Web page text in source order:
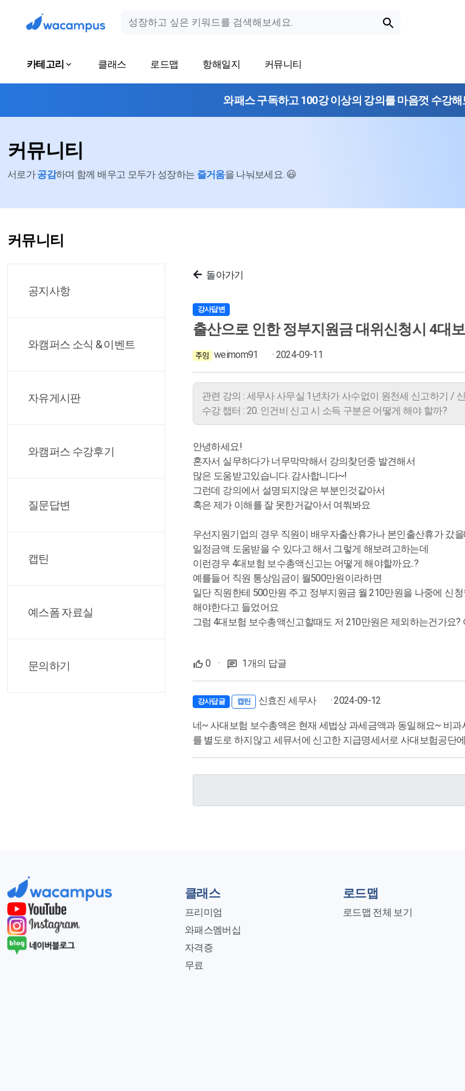
카테고리 클래스 로드맵 항해일지 커뮤니티
와패스 구독하고 100강 이상의 강의를 마음껏 수강
커뮤니티
서로가공감하며 함께 배우고 모두가 성장하는 즐거움을 나눠보세요. 😃
커뮤니티
공지사항
와캠퍼스 소식 & 이벤트
자유게시판
와캠퍼스 수강후기
질문답변
캡틴
예스폼 자료실
문의하기
돌아가기
강사답변
출산으로 인한 정부지원금 대위신청시 4대
weimom91 · 2024-09-11
관련 강의 : 세무사 사무실 1년차가 사수없이 원천세 신고하기 /
수강 챕터 : 20. 인건비 신고 시 소득 구분은 어떻게 해야 할까?
안녕하세요!
혼자서 실무하다가 너무막막해서 강의찾던중 발견해서
많은 도움받고있습니다. 감사합니다~!
그런데 강의에서 설명되지않은 부분인것같아서
혹은 제가 이해를 잘 못한거같아서 여쭤봐요
우선지원기업의 경우 직원이 배우자출산휴가나 본인출산휴가 갔
일정금액 도움받을 수 있다고 해서 그렇게 해보려고하는데
이런경우 4대보험 보수총액신고는 어떻게 해야할까요..?
예를들어 직원 통상임금이 월500만원이라하면
일단 직원한테 500만원 주고 정부지원금 월 210만원을 나중에 신
해야한다고 들었어요
그럼 4대보험 보수총액신고할때도 저 210만원은 제외하는건가요
0 · 1개의 답글
강사답글 캡틴 신효진 세무사 · 2024-09-12
네~ 사대보험 보수총액은 현재 세법상 과세금액과 동일해요~ 비
를 별도로 하지않고 세뮤서에 신고한 지급명세서로 사대보험공단
클래스
프리미엄
와패스멤버십
자격증
무료
로드맵
로드맵 전체 보기